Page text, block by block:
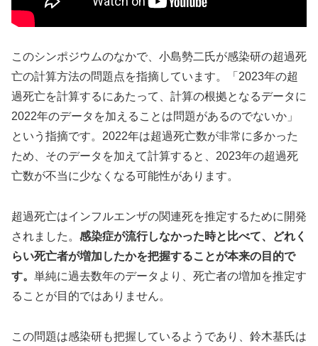
このシンポジウムのなかで、小島勢二氏が感染研の超過死
亡の計算方法の問題点を指摘しています。「2023年の超
過死亡を計算するにあたって、計算の根拠となるデータに
2022年のデータを加えることは問題があるのでないか」
という指摘です。2022年は超過死亡数が非常に多かった
ため、そのデータを加えて計算すると、2023年の超過死
亡数が不当に少なくなる可能性があります。
超過死亡はインフルエンザの関連死を推定するために開発
されました。 感染症が流行しなかった時と比べて、どれく
らい死亡者が増加したかを把握することが本来の目的で
す。 単純に過去数年のデータより、死亡者の増加を推定す
ることが目的ではありません。
この問題は感染研も把握しているようであり、鈴木基氏は